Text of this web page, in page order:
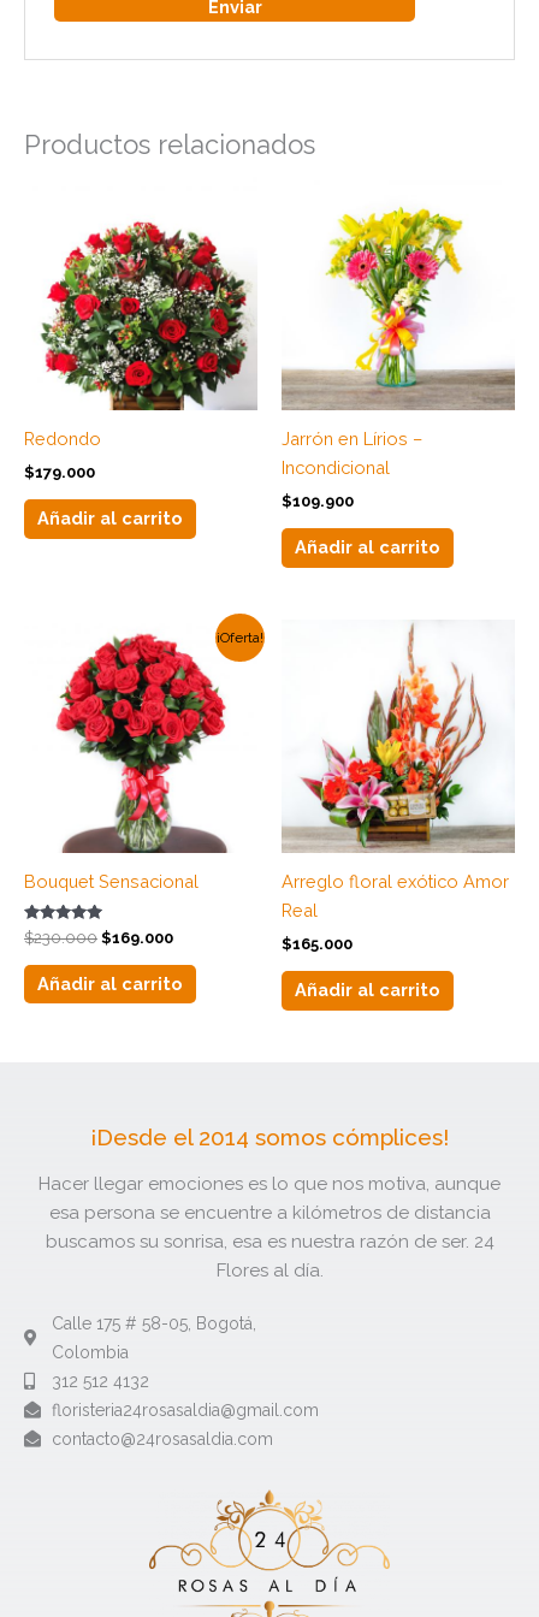
Productos relacionados
Redondo
$179.000
Añadir al carrito
Jarrón en Lírios –
Incondicional
$109.900
Añadir al carrito
¡Oferta!
Bouquet Sensacional
Valorado
con
4.83
de 5
$230.000
precio
original
era:
$230.000.
$169.000
precio
actual
es:
$169.000.
Añadir al carrito
Arreglo floral exótico Amor
Real
$165.000
Añadir al carrito
¡Desde el 2014 somos cómplices!
Hacer llegar emociones es lo que nos motiva, aunque
esa persona se encuentre a kilómetros de distancia
buscamos su sonrisa, esa es nuestra razón de ser. 24
Flores al día.
Calle 175 # 58-05, Bogotá,
Colombia
312 512 4132​
floristeria24rosasaldia@gmail.com​
contacto@24rosasaldia.com